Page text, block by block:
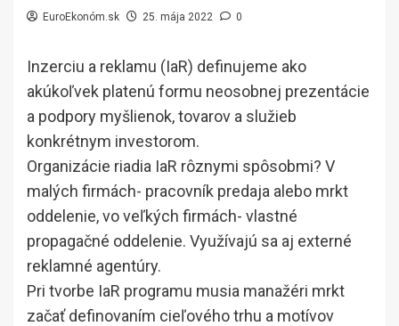
EuroEkonóm.sk 25. mája 2022 0
Inzerciu a reklamu (IaR) definujeme ako
akúkoľvek platenú formu neosobnej prezentácie
a podpory myšlienok, tovarov a služieb
konkrétnym investorom.
Organizácie riadia IaR rôznymi spôsobmi? V
malých firmách- pracovník predaja alebo mrkt
oddelenie, vo veľkých firmách- vlastné
propagačné oddelenie. Využívajú sa aj externé
reklamné agentúry.
Pri tvorbe IaR programu musia manažéri mrkt
začať definovaním cieľového trhu a motívov